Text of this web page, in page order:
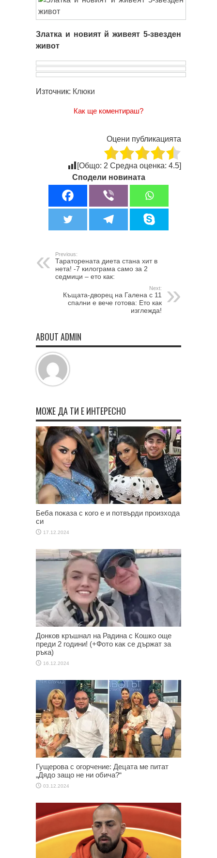
Златка и новият й живеят 5-звезден
живот
Източник: Клюки
Как ще коментираш?
Оцени публикацията
[Общо: 2 Средна оценка: 4.5]
Сподели новината
Previous:
Тараторената диета стана хит в
нета! -7 килограма само за 2
седмици – ето как:
Next:
Къщата-дворец на Галена с 11
спални е вече готова: Ето как
изглежда!
ABOUT ADMIN
МОЖЕ ДА ТИ Е ИНТЕРЕСНО
Беба показа с кого е и потвърди произхода
си
17.12.2024
Донков кръшнал на Радина с Кошко още
преди 2 години! (+Фото как се държат за
ръка)
16.12.2024
Гущерова с огорчение: Децата ме питат
„Дядо защо не ни обича?“
03.12.2024